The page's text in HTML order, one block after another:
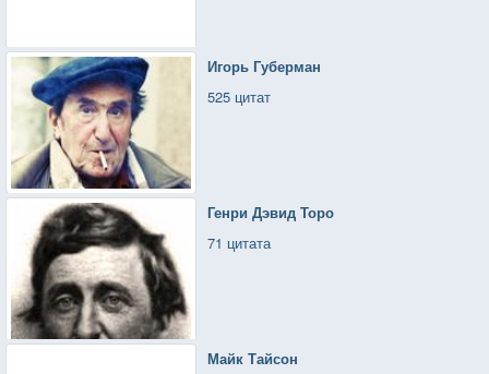
Игорь Губерман
525 цитат
Генри Дэвид Торо
71 цитата
Майк Тайсон